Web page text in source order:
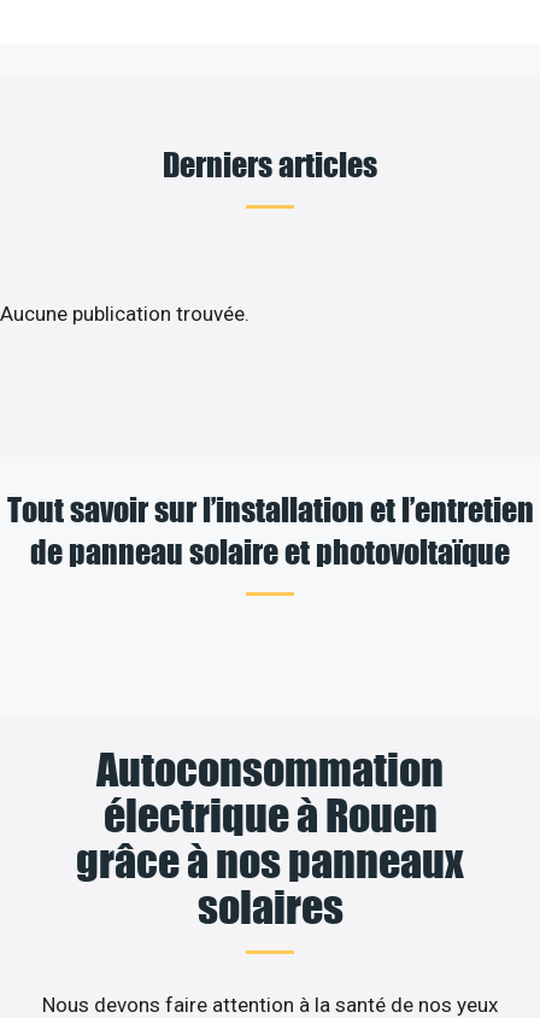
Derniers articles
Aucune publication trouvée.
Tout savoir sur l’installation et l’entretien
de panneau solaire et photovoltaïque
Autoconsommation
électrique à Rouen
grâce à nos panneaux
solaires
Nous devons faire attention à la santé de nos yeux